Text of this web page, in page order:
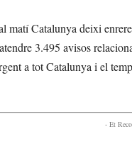
matí Catalunya deixi
3.495 avisos
a tot Catalunya i el
- Et